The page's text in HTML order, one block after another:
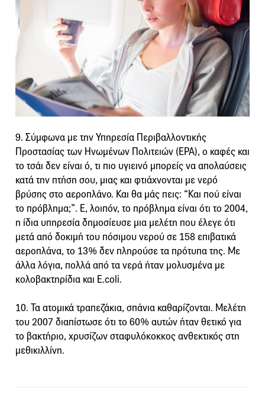
9. Σύμφωνα με την Υπηρεσία Περιβαλλοντικής
Προστασίας των Ηνωμένων Πολιτειών (EPA), ο καφές και
το τσάι δεν είναι ό, τι πιο υγιεινό μπορείς να απολαύσεις
κατά την πτήση σου, μιας και φτιάχνονται με νερό
βρύσης στο αεροπλάνο. Και θα μάς πεις: “Και πού είναι
το πρόβλημα;”. Ε, λοιπόν, το πρόβλημα είναι ότι το 2004,
η ίδια υπηρεσία δημοσίευσε μια μελέτη που έλεγε ότι
μετά από δοκιμή του πόσιμου νερού σε 158 επιβατικά
αεροπλάνα, το 13% δεν πληρούσε τα πρότυπα της. Με
άλλα λόγια, πολλά από τα νερά ήταν μολυσμένα με
κολοβακτηρίδια και E.coli.
10. Τα ατομικά τραπεζάκια, σπάνια καθαρίζονται. Μελέτη
του 2007 διαπίστωσε ότι το 60% αυτών ήταν θετικό για
το βακτήριο, χρυσίζων σταφυλόκοκκος ανθεκτικός στη
μεθικιλλίνη.